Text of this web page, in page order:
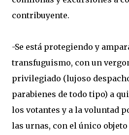
contribuyente.
-Se está protegiendo y
transfuguismo, con un
privilegiado (lujoso
parabienes de todo tipo) a
los votantes y a la voluntad
las urnas, con el único